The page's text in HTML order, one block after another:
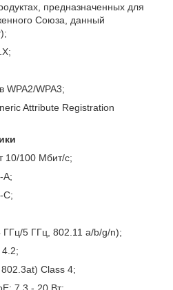
предназначенных для
Союза, данный
WPA2/WPA3;
Attribute Registration
10/100 Мбит/с;
A;
C;
5 ГГц, 802.11 a/b/g/n);
Class 4;
7.3 - 20 Вт;